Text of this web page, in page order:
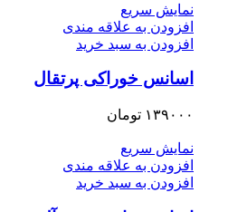
نمایش سریع
افزودن به علاقه مندی
افزودن به سبد خرید
اسانس خوراکی پرتقال
۱۳۹۰۰۰ تومان
نمایش سریع
افزودن به علاقه مندی
افزودن به سبد خرید